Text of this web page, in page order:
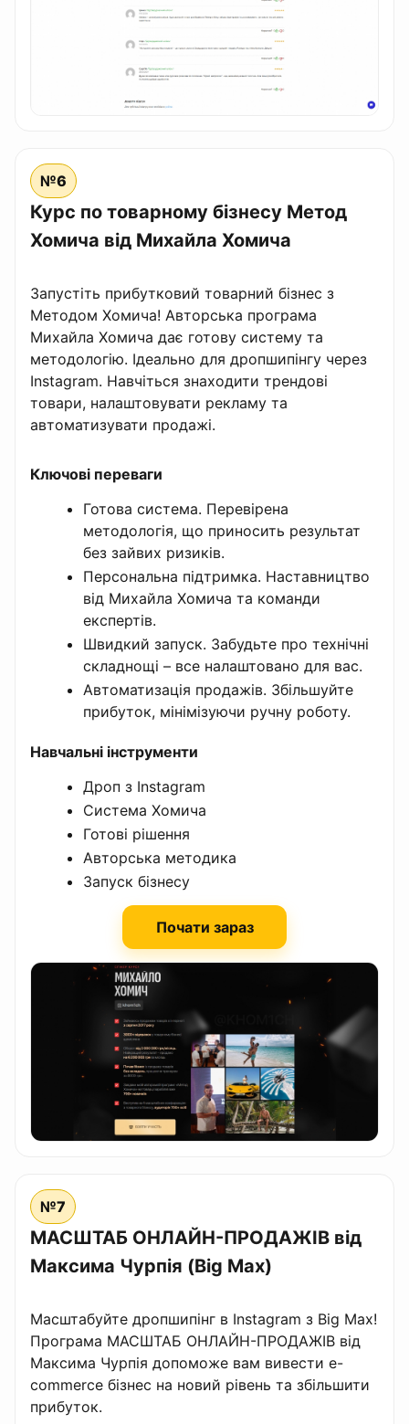
№6
Курс по товарному бізнесу Метод
Хомича від Михайла Хомича
Запустіть прибутковий товарний бізнес з
Методом Хомича! Авторська програма
Михайла Хомича дає готову систему та
методологію. Ідеально для дропшипінгу через
Instagram. Навчіться знаходити трендові
товари, налаштовувати рекламу та
автоматизувати продажі.
Ключові переваги
Готова система. Перевірена
методологія, що приносить результат
без зайвих ризиків.
Персональна підтримка. Наставництво
від Михайла Хомича та команди
експертів.
Швидкий запуск. Забудьте про технічні
складнощі – все налаштовано для вас.
Автоматизація продажів. Збільшуйте
прибуток, мінімізуючи ручну роботу.
Навчальні інструменти
Дроп з Instagram
Система Хомича
Готові рішення
Авторська методика
Запуск бізнесу
Почати зараз
№7
МАСШТАБ ОНЛАЙН-ПРОДАЖІВ від
Максима Чурпія (Big Max)
Масштабуйте дропшипінг в Instagram з Big Max!
Програма МАСШТАБ ОНЛАЙН-ПРОДАЖІВ від
Максима Чурпія допоможе вам вивести e-
commerce бізнес на новий рівень та збільшити
прибуток.